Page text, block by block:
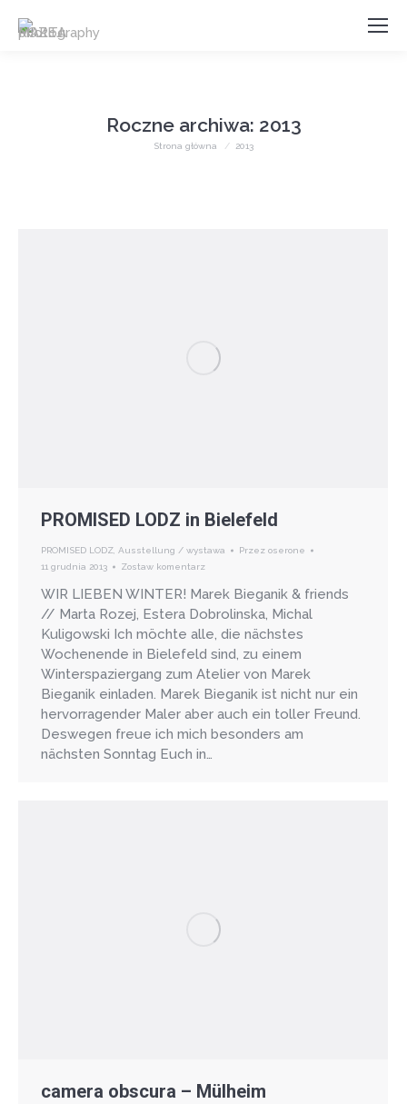
Roczne archiwa: 2013
Jesteś tutaj:
Strona główna 2013
PROMISED LODZ in Bielefeld
PROMISED LODZ, Ausstellung / wystawa Przez oserone
11 grudnia 2013
Zostaw komentarz
WIR LIEBEN WINTER! Marek Bieganik & friends
// Marta Rozej, Estera Dobrolinska, Michal
Kuligowski Ich möchte alle, die nächstes
Wochenende in Bielefeld sind, zu einem
Winterspaziergang zum Atelier von Marek
Bieganik einladen. Marek Bieganik ist nicht nur ein
hervorragender Maler aber auch ein toller Freund.
Deswegen freue ich mich besonders am
nächsten Sonntag Euch in…
camera obscura – Mülheim